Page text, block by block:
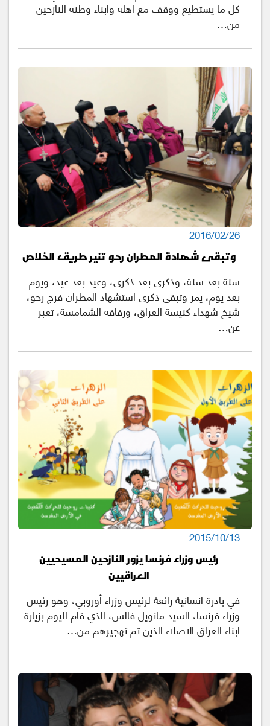
كل ما يستطيع ووقف مع اهله وابناء وطنه النازحين
من…
2016/02/26
وتبقى شهادة المطران رحو تنير طريق الخلاص
سنة بعد سنة، وذكرى بعد ذكرى، وعيد بعد عيد، ويوم
بعد يوم، يمر وتبقى ذكرى استشهاد المطران فرج رحو،
شيخ شهداء كنيسة العراق، ورفاقه الشمامسة، تعبر
عن…
2015/10/13
رئيس وزراء فرنسا يزور النازحين المسيحيين
العراقيين
في بادرة انسانية رائعة لرئيس وزراء أوروبي، وهو رئيس
وزراء فرنسا، السيد مانويل فالس، الذي قام اليوم بزيارة
ابناء العراق الاصلاء الذين تم تهجيرهم من…